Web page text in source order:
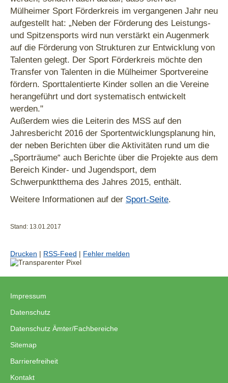
Mülheimer Sport Förderkreis im vergangenen Jahr neu
aufgestellt hat: „Neben der Förderung des Leistungs-
und Spitzensports wird nun verstärkt ein Augenmerk
auf die Förderung von Strukturen zur Entwicklung von
Talenten gelegt. Der Sport Förderkreis möchte den
Transfer von Talenten in die Mülheimer Sportvereine
fördern. Sporttalentierte Kinder sollen an die Vereine
herangeführt und dort systematisch entwickelt
werden."
Außerdem wies die Leiterin des MSS auf den
Jahresbericht 2016 der Sportentwicklungsplanung hin,
der neben Berichten über die Aktivitäten rund um die
„Sporträume“ auch Berichte über die Projekte aus dem
Bereich Kinder- und Jugendsport, dem
Schwerpunktthema des Jahres 2015, enthält.
Weitere Informationen auf der Sport-Seite.
Stand: 13.01.2017
Drucken | RSS-Feed | Fehler melden
Impressum
Datenschutz
Datenschutz Ämter/Fachbereiche
Sitemap
Barrierefreiheit
Kontakt